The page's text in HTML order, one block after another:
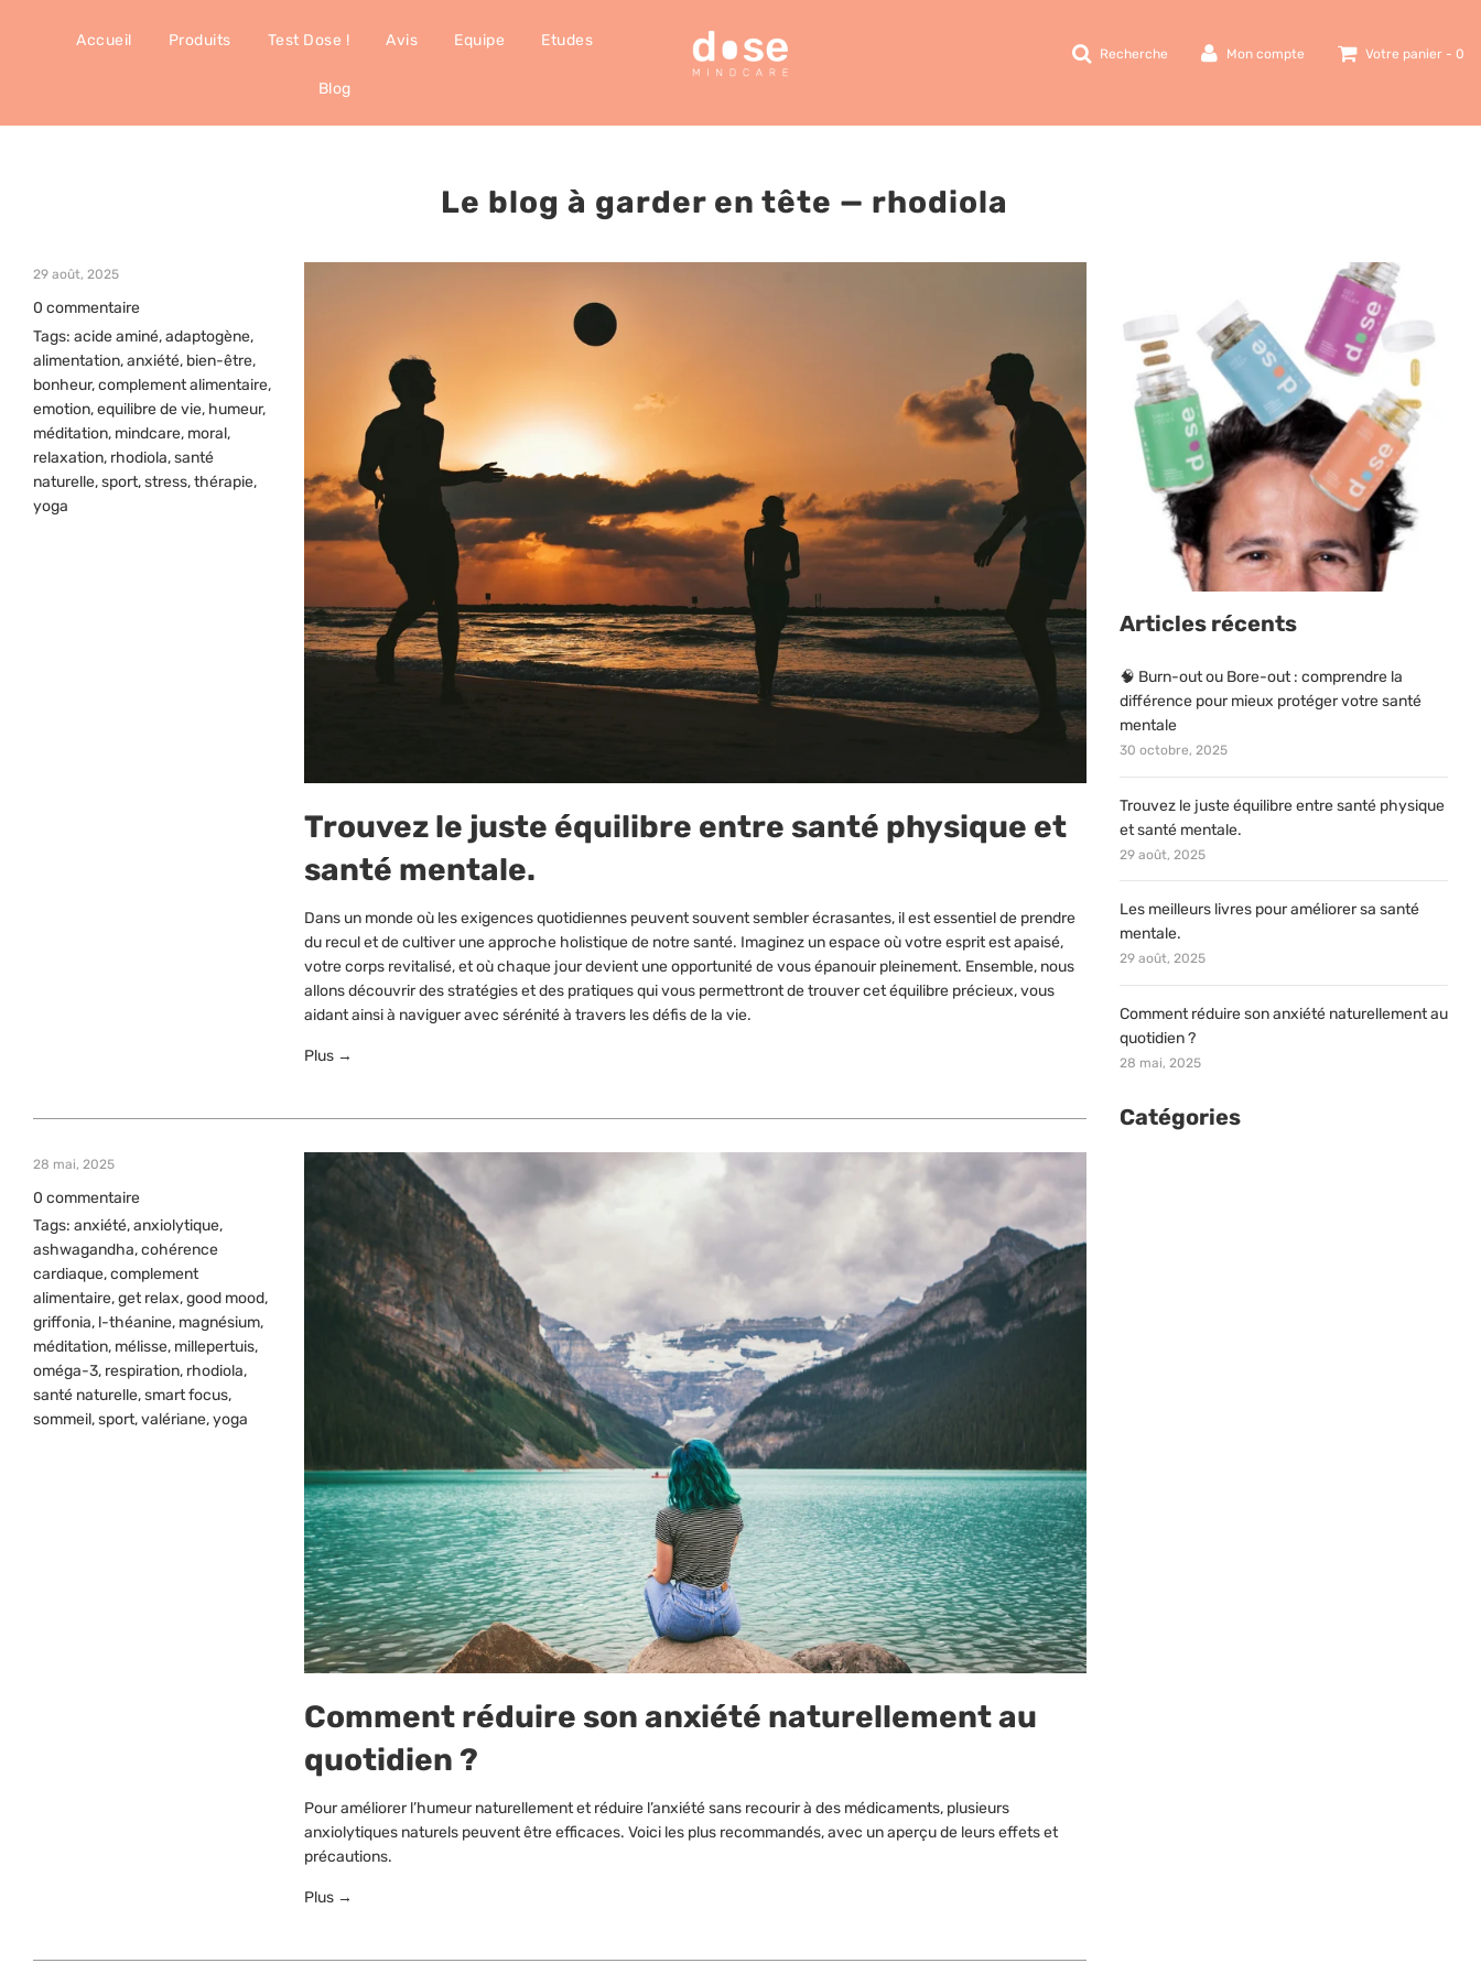
â
Accueil Produits Test Dose ! Avis Equipe Etudes
Blog
Recherche Mon compte Votre panier - 0
Le blog à garder en tête — rhodiola
29 août, 2025
0 commentaire
Tags: acide aminé,adaptogène,
alimentation,anxiété, bien-être,
bonheur,complement alimentaire,
emotion,equilibre de vie, humeur,
méditation, mindcare, moral,
relaxation, rhodiola,santé
naturelle,sport,stress,thérapie,
yoga
Trouvez le juste équilibre entre santé physique et
santé mentale.
Dans un monde où les exigences quotidiennes peuvent souvent sembler écrasantes, il est essentiel de prendre
du recul et de cultiver une approche holistique de notre santé. Imaginez un espace où votre esprit est apaisé,
votre corps revitalisé, et où chaque jour devient une opportunité de vous épanouir pleinement. Ensemble, nous
allons découvrir des stratégies et des pratiques qui vous permettront de trouver cet équilibre précieux, vous
aidant ainsi à naviguer avec sérénité à travers les défis de la vie.
Plus →
28 mai, 2025
0 commentaire
Tags: anxiété,anxiolytique,
ashwagandha,cohérence
cardiaque,complement
alimentaire,get relax,good mood,
griffonia, l-théanine, magnésium,
méditation, mélisse, millepertuis,
oméga-3, respiration, rhodiola,
santé naturelle,smart focus,
sommeil,sport,valériane,yoga
Comment réduire son anxiété naturellement au
quotidien ?
Pour améliorer l’humeur naturellement et réduire l’anxiété sans recourir à des médicaments, plusieurs
anxiolytiques naturels peuvent être efficaces. Voici les plus recommandés, avec un aperçu de leurs effets et
précautions.
Plus →
Articles récents
🧠 Burn-out ou Bore-out : comprendre la
différence pour mieux protéger votre santé
mentale
30 octobre, 2025
Trouvez le juste équilibre entre santé physique
et santé mentale.
29 août, 2025
Les meilleurs livres pour améliorer sa santé
mentale.
29 août, 2025
Comment réduire son anxiété naturellement au
quotidien ?
28 mai, 2025
Catégories